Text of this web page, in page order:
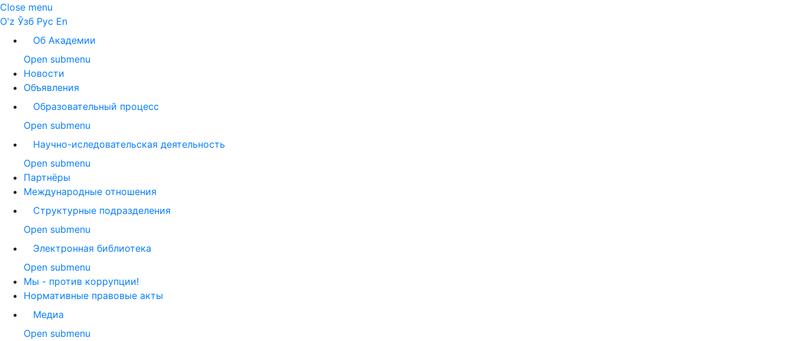
Close menu
O'z Ўзб Рус En
Об Академии
Open submenu
Новости
Объявления
Образовательный процесс
Open submenu
Научно-иследовательская деятельность
Open submenu
Партнёры
Международные отношения
Структурные подразделения
Open submenu
Электронная библиотека
Open submenu
Мы - против коррупции!
Нормативные правовые акты
Медиа
Open submenu